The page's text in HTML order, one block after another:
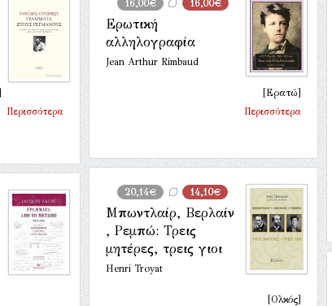
Περισσότερα
16,00€ 16,00€
Ερωτική
αλληλογραφία
Jean Arthur Rimbaud
[Ερατώ]
Περισσότερα
20,14€ 14,10€
Μπωντλαίρ, Βερλαίν
, Ρεμπώ: Τρεις
μητέρες, τρεις γιοι
Henri Troyat
[Ολκός]